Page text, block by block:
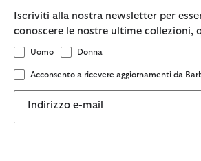
Iscriviti alla nostra newsletter per
conoscere le nostre ultime collezioni,
Uomo Donna
Acconsento a ricevere aggiornamenti da
Indirizzo e-mail